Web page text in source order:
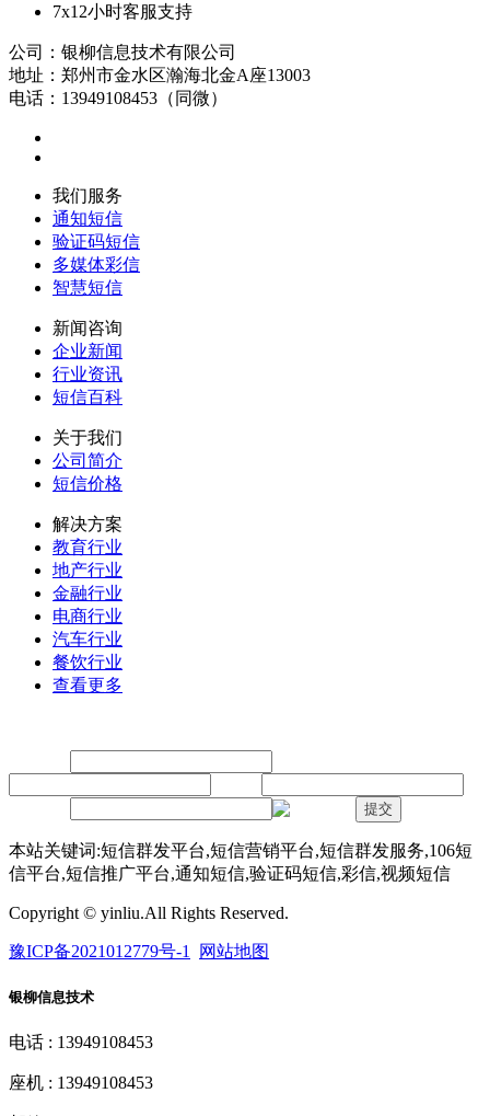
7x12小时客服支持
公司：银柳信息技术有限公司
地址：郑州市金水区瀚海北金A座13003
电话：13949108453（同微）
我们服务
通知短信
验证码短信
多媒体彩信
智慧短信
新闻咨询
企业新闻
行业资讯
短信百科
关于我们
公司简介
短信价格
解决方案
教育行业
地产行业
金融行业
电商行业
汽车行业
餐饮行业
查看更多
提交
本站关键词:短信群发平台,短信营销平台,短信群发服务,106短
信平台,短信推广平台,通知短信,验证码短信,彩信,视频短信
Copyright © yinliu.All Rights Reserved.
豫ICP备2021012779号-1 网站地图
银柳信息技术
电话 : 13949108453
座机 : 13949108453